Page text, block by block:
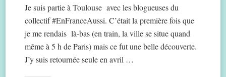
Je suis partie à Toulouse avec les blogueuses du
collectif #EnFranceAussi. C’était la première fois que
je me rendais là-bas (en train, la ville se situe quand
même à 5 h de Paris) mais ce fut une belle découverte.
J’y suis retournée seule en avril …